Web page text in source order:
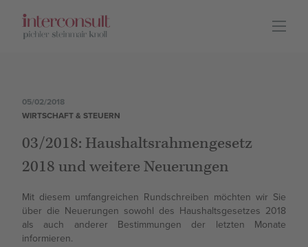
DEU ITA
Lage
Team
05/02/2018
WIRTSCHAFT & STEUERN
03/2018: Haushaltsrahmengesetz
2018 und weitere Neuerungen
Mit diesem umfangreichen Rundschreiben möchten wir Sie
über die Neuerungen sowohl des Haushaltsgesetzes 2018
als auch anderer Bestimmungen der letzten Monate
informieren.